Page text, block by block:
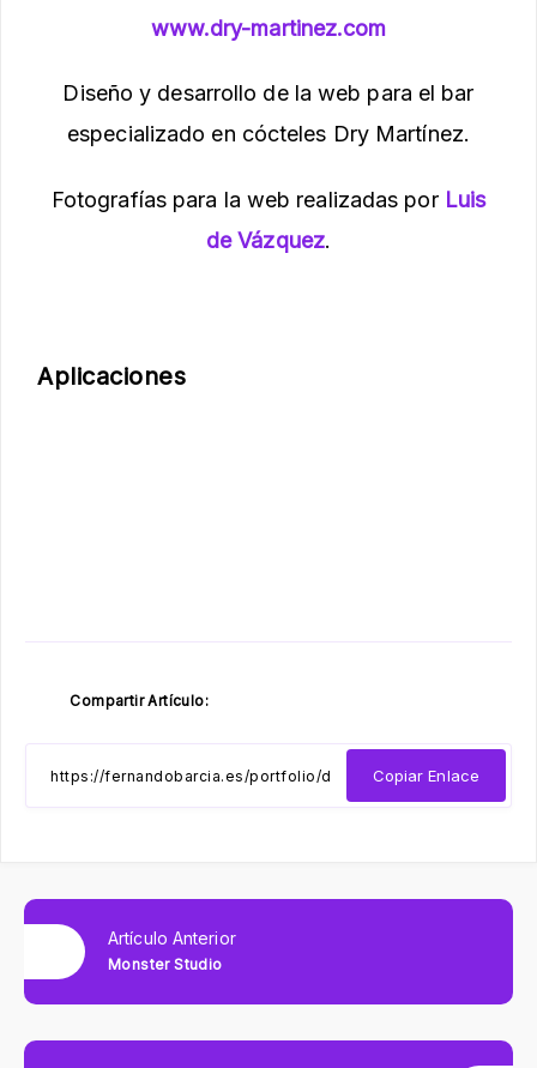
www.dry-martinez.com
Diseño y desarrollo de la web para el bar
especializado en cócteles Dry Martínez.
Fotografías para la web realizadas por Luis
de Vázquez.
Aplicaciones
Compartir Artículo:
Copiar Enlace
Artículo Anterior
Monster Studio